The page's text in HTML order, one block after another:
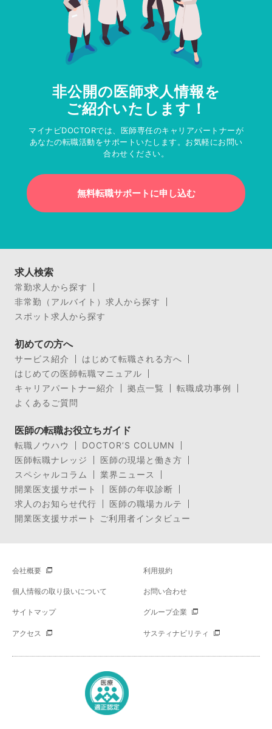
非公開の医師求人情報を
ご紹介いたします！
マイナビDOCTORでは、医師専任のキャリアパートナーが
あなたの転職活動をサポートいたします。お気軽にお問い
合わせください。
無料転職サポートに申し込む
求人検索
常勤求人から探す
非常勤（アルバイト）求人から探す
スポット求人から探す
初めての方へ
サービス紹介
はじめて転職される方へ
はじめての医師転職マニュアル
キャリアパートナー紹介
拠点一覧
転職成功事例
よくあるご質問
医師の転職お役立ちガイド
転職ノウハウ
DOCTOR’S COLUMN
医師転職ナレッジ
医師の現場と働き方
スペシャルコラム
業界ニュース
開業医支援サポート
医師の年収診断
求人のお知らせ代行
医師の職場カルテ
開業医支援サポート ご利用者インタビュー
会社概要 利用規約
個人情報の取り扱いについて お問い合わせ
サイトマップ グループ企業
アクセス サスティナビリティ